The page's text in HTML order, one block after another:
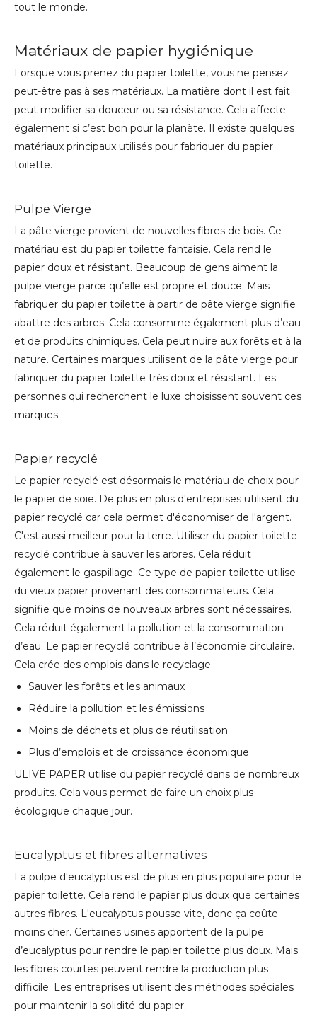
tout le monde.
Matériaux de papier hygiénique
Lorsque vous prenez du papier toilette, vous ne pensez
peut-être pas à ses matériaux. La matière dont il est fait
peut modifier sa douceur ou sa résistance. Cela affecte
également si c’est bon pour la planète. Il existe quelques
matériaux principaux utilisés pour fabriquer du papier
toilette.
Pulpe Vierge
La pâte vierge provient de nouvelles fibres de bois. Ce
matériau est du papier toilette fantaisie. Cela rend le
papier doux et résistant. Beaucoup de gens aiment la
pulpe vierge parce qu’elle est propre et douce. Mais
fabriquer du papier toilette à partir de pâte vierge signifie
abattre des arbres. Cela consomme également plus d’eau
et de produits chimiques. Cela peut nuire aux forêts et à la
nature. Certaines marques utilisent de la pâte vierge pour
fabriquer du papier toilette très doux et résistant. Les
personnes qui recherchent le luxe choisissent souvent ces
marques.
Papier recyclé
Le papier recyclé est désormais le matériau de choix pour
le papier de soie. De plus en plus d'entreprises utilisent du
papier recyclé car cela permet d'économiser de l'argent.
C'est aussi meilleur pour la terre. Utiliser du papier toilette
recyclé contribue à sauver les arbres. Cela réduit
également le gaspillage. Ce type de papier toilette utilise
du vieux papier provenant des consommateurs. Cela
signifie que moins de nouveaux arbres sont nécessaires.
Cela réduit également la pollution et la consommation
d’eau. Le papier recyclé contribue à l’économie circulaire.
Cela crée des emplois dans le recyclage.
Sauver les forêts et les animaux
Réduire la pollution et les émissions
Moins de déchets et plus de réutilisation
Plus d’emplois et de croissance économique
ULIVE PAPER utilise du papier recyclé dans de nombreux
produits. Cela vous permet de faire un choix plus
écologique chaque jour.
Eucalyptus et fibres alternatives
La pulpe d'eucalyptus est de plus en plus populaire pour le
papier toilette. Cela rend le papier plus doux que certaines
autres fibres. L'eucalyptus pousse vite, donc ça coûte
moins cher. Certaines usines apportent de la pulpe
d’eucalyptus pour rendre le papier toilette plus doux. Mais
les fibres courtes peuvent rendre la production plus
difficile. Les entreprises utilisent des méthodes spéciales
pour maintenir la solidité du papier.